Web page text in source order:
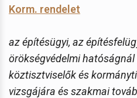
Korm. rendelet
az építésügyi, az
örökségvédelmi
köztisztviselők és
vizsgájára és szakmai